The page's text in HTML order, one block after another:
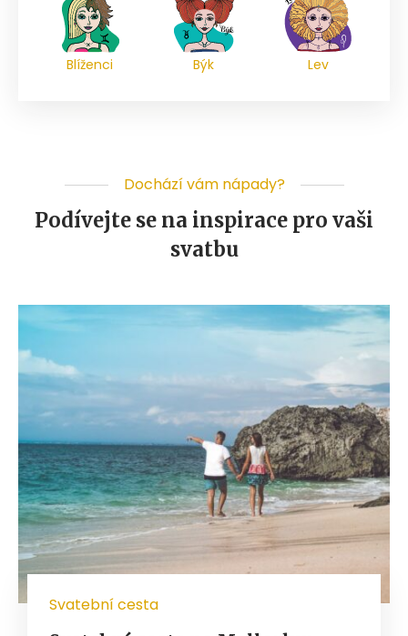
Blíženci Býk Lev
Dochází vám nápady?
Podívejte se na inspirace pro vaši
svatbu
Svatební cesta